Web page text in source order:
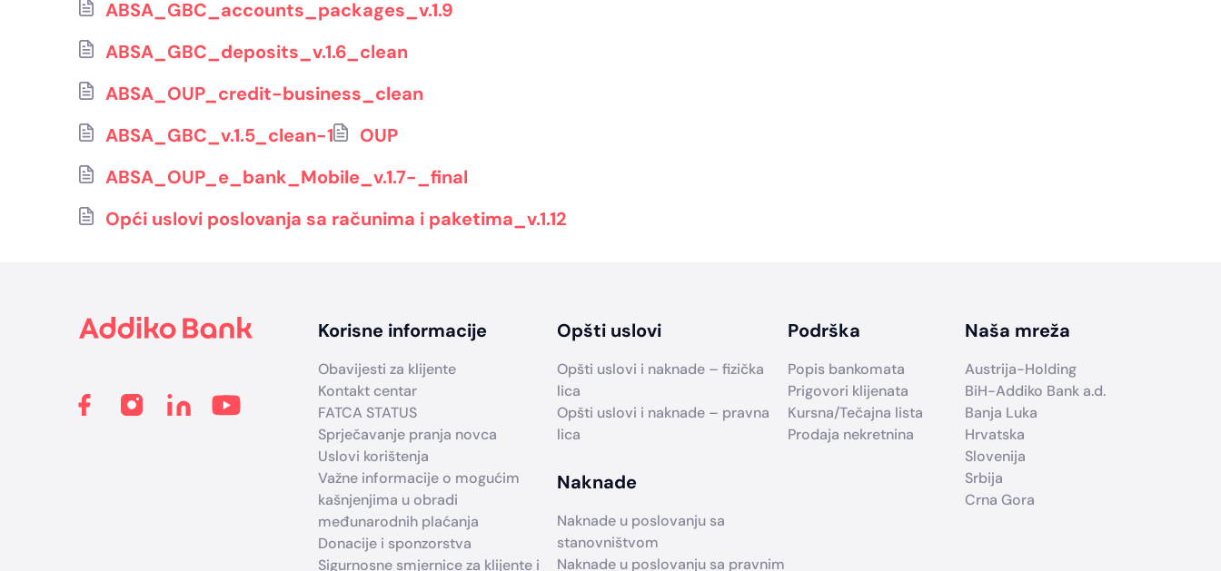
ABSA_GBC_accounts_packages_v.1.9
ABSA_GBC_deposits_v.1.6_clean
ABSA_OUP_credit-business_clean
ABSA_GBC_v.1.5_clean-1
OUP
ABSA_OUP_e_bank_Mobile_v.1.7-_final
Opći uslovi poslovanja sa računima i paketima_v.1.12
Korisne informacije
Obavijesti za klijente
Kontakt centar
FATCA STATUS
Sprječavanje pranja novca
Uslovi korištenja
Važne informacije o mogućim
kašnjenjima u obradi
međunarodnih plaćanja
Donacije i sponzorstva
Sigurnosne smjernice za klijente i
Opšti uslovi
Opšti uslovi i naknade – fizička
lica
Opšti uslovi i naknade – pravna
lica
Naknade
Naknade u poslovanju sa
stanovništvom
Naknade u poslovanju sa pravnim
Podrška
Popis bankomata
Prigovori klijenata
Kursna/Tečajna lista
Prodaja nekretnina
Naša mreža
Austrija-Holding
BiH-Addiko Bank a.d.
Banja Luka
Hrvatska
Slovenija
Srbija
Crna Gora